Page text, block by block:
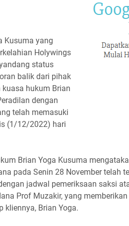
Kusuma yang
Holywings
status
balik dari pihak
hukum Brian
dengan
telah memasuki
(1/12/2022) hari
Brian Yoga Kusuma
pada Senin 28 November telah
jadwal pemeriksaan saksi
Prof Muzakir, yang
kliennya, Brian Yoga.